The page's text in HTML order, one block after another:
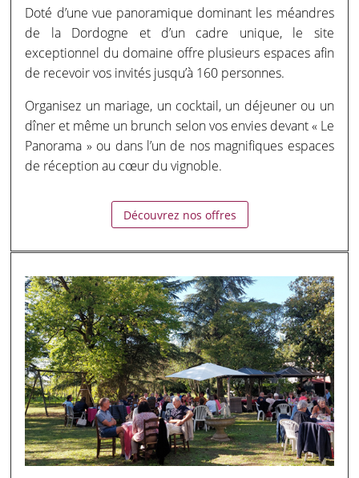
Doté d’une vue panoramique dominant les méandres
de la Dordogne et d’un cadre unique, le site
exceptionnel du domaine offre plusieurs espaces afin
de recevoir vos invités jusqu’à 160 personnes.
Organisez un mariage, un cocktail, un déjeuner ou un
dîner et même un brunch selon vos envies devant « Le
Panorama » ou dans l’un de nos magnifiques espaces
de réception au cœur du vignoble.
Découvrez nos offres